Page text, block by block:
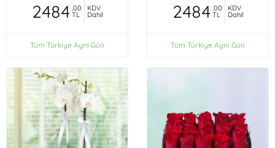
2484 ,00
TL
KDV
Dahil
Tüm Türkiye Aynı Gün
2484 ,00
TL
KDV
Dahil
Tüm Türkiye Aynı Gün